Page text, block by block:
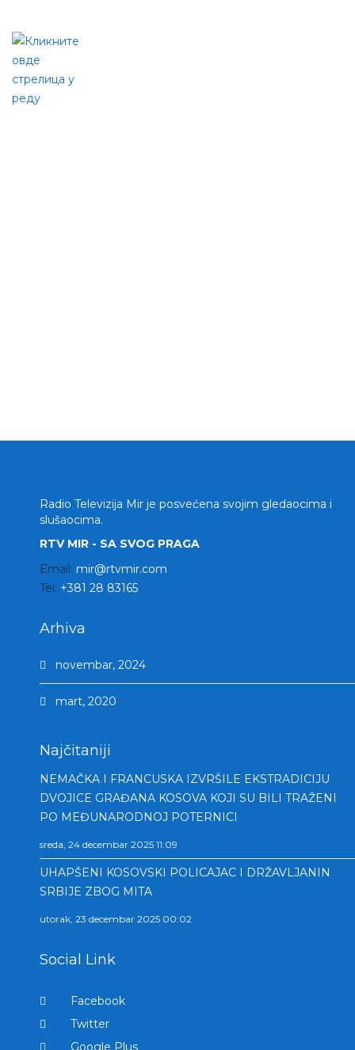
Radio Televizija Mir je posvećena svojim gledaocima i
slušaocima.
RTV MIR - SA SVOG PRAGA
Email: mir@rtvmir.com
Tel: +381 28 83165
Arhiva
novembar, 2024
mart, 2020
Najčitaniji
NEMAČKA I FRANCUSKA IZVRŠILE EKSTRADICIJU
DVOJICE GRAĐANA KOSOVA KOJI SU BILI TRAŽENI
PO MEĐUNARODNOJ POTERNICI
sreda, 24 decembar 2025 11:09
UHAPŠENI KOSOVSKI POLICAJAC I DRŽAVLJANIN
SRBIJE ZBOG MITA
utorak, 23 decembar 2025 00:02
Social Link
Facebook
Twitter
Google Plus